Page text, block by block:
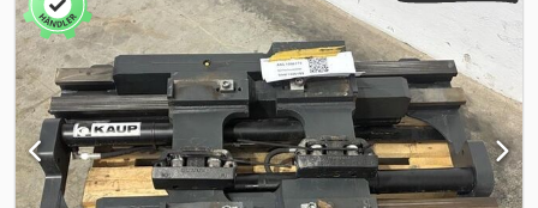
510-1410 mm, Typ RG4 58/FPX 58 1200/850-SV, Zinken Grundlänge
1200 mm / ausgefahren 2050 mm, Tele. Gabeln integriert, Typ:
RG4-58-1200-850, SE 9121493, mit Magnetventil,
Gabelträgerbreite: 1400, Gabelzinkenlänge: 1200,
Lastschwerpunkt: 600, Eigenschwerpunkt: 310 Cedozn A Hyspfx
Ab Rerf